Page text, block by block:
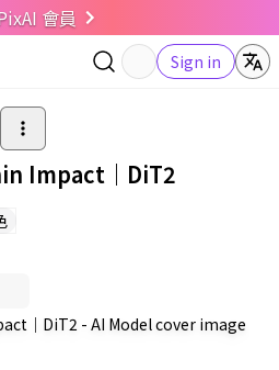
會員
Sign in
Impact｜DiT2